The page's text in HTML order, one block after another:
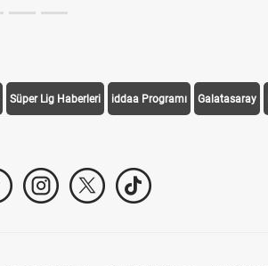
Süper Lig Haberleri iddaa Programı Galatasaray